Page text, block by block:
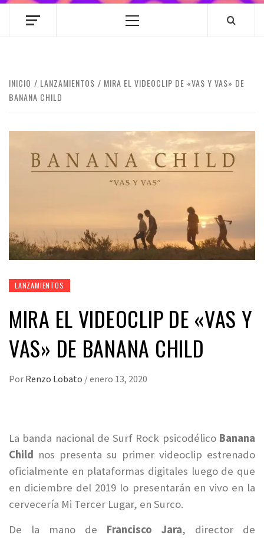
Menú
INICIO LANZAMIENTOS
MIRA EL VIDEOCLIP DE «VAS Y VAS» DE
BANANA CHILD
LANZAMIENTOS
MIRA EL VIDEOCLIP DE «VAS Y
VAS» DE BANANA CHILD
Por Renzo Lobato /enero 13, 2020
La banda nacional de Surf Rock psicodélicoBanana
Child nos presenta su primer videoclip estrenado
oficialmente en plataformas digitales luego de que
en diciembre del 2019 lo presentarán en vivo en la
cervecería Mi Tercer Lugar, en Surco.
De la mano de Francisco Jara, director de